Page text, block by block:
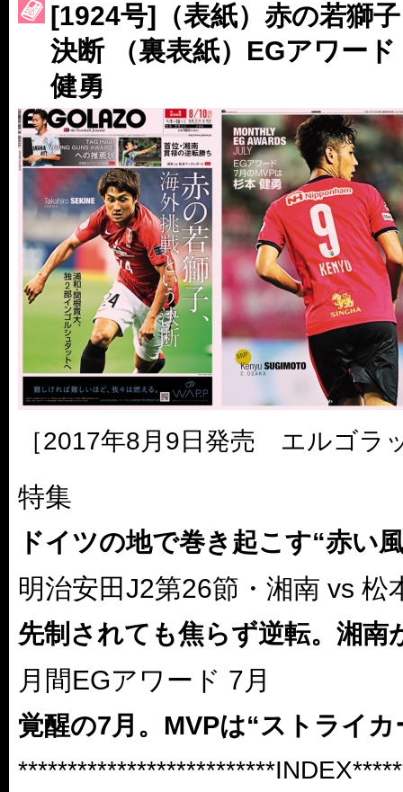
［3230号］世界一への夢は終わらない
［3223号］一丸。日本出陣
［3222号］史上最大のW杯開幕 注目は「個」
[1924号]（表紙）赤の若獅
決断 （裏表紙）EGアワー
健勇
［2017年8月9日発売 エルゴラ
特集
ドイツの地で巻き起こす“赤い
明治安田J2第26節・湘南 vs
先制されても焦らず逆転。湘南
月間EGアワード 7月
覚醒の7月。MVPは“ストライカ